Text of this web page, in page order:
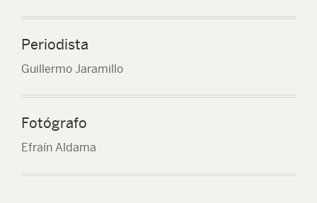
Periodista
Guillermo Jaramillo
Fotógrafo
Efraín Aldama